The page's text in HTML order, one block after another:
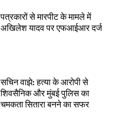
पत्रकारों से मारपीट के मामले में
अखिलेश यादव पर एफआईआर दर्ज
सचिन वाझे: हत्या के आरोपी से
शिवसैनिक और मुंबई पुलिस का
चमकता सितारा बनने का सफर